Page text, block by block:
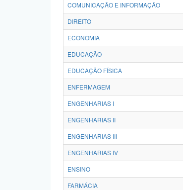
COMUNICAÇÃO E INFORMAÇÃO
DIREITO
ECONOMIA
EDUCAÇÃO
EDUCAÇÃO FÍSICA
ENFERMAGEM
ENGENHARIAS I
ENGENHARIAS II
ENGENHARIAS III
ENGENHARIAS IV
ENSINO
FARMÁCIA